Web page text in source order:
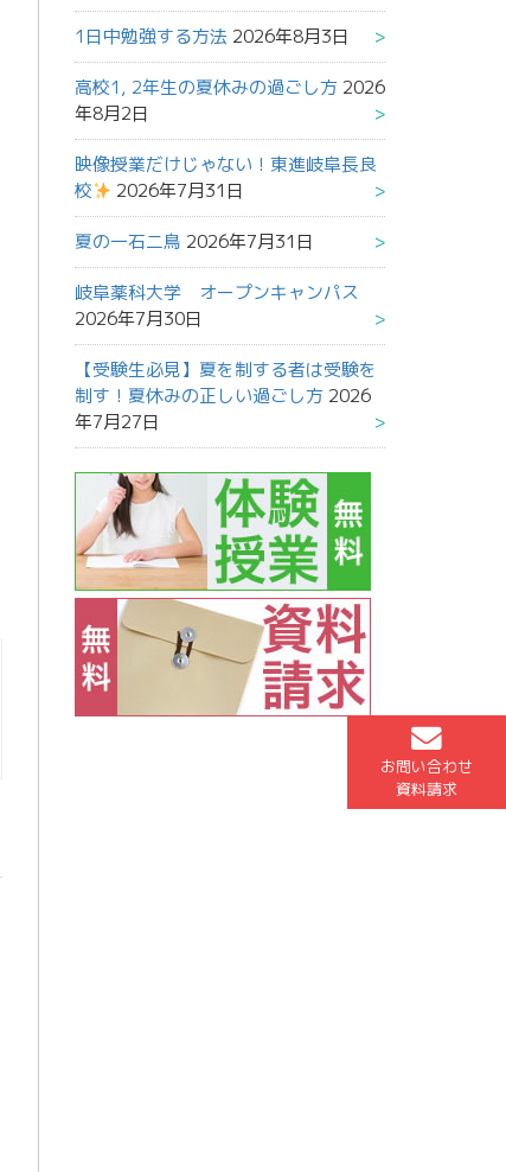
お問い合わせ
資料請求
1日中勉強する方法 2026年8月3日
高校1, 2年生の夏休みの過ごし方 2026
年8月2日
映像授業だけじゃない！東進岐阜長良
校
2026年7月31日
夏の一石二鳥 2026年7月31日
岐阜薬科大学 オープンキャンパス
2026年7月30日
【受験生必見】夏を制する者は受験を
制す！夏休みの正しい過ごし方 2026
年7月27日